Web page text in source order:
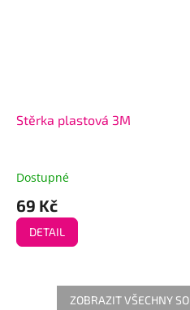
Stěrka plastová 3M
Dostupné
69 Kč
DETAIL
ZOBRAZIT VŠECHNY